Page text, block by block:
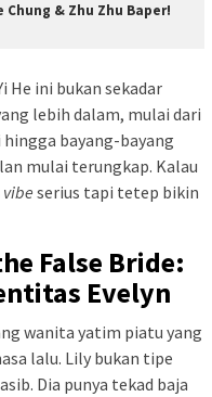
& Zhu Zhu Baper!
He ini bukan sekadar
lebih dalam, mulai dari
bayang-bayang
mulai terungkap. Kalau
vibe serius tapi tetep bikin
False Bride:
Evelyn
wanita yatim piatu yang
lalu. Lily bukan tipe
Dia punya tekad baja